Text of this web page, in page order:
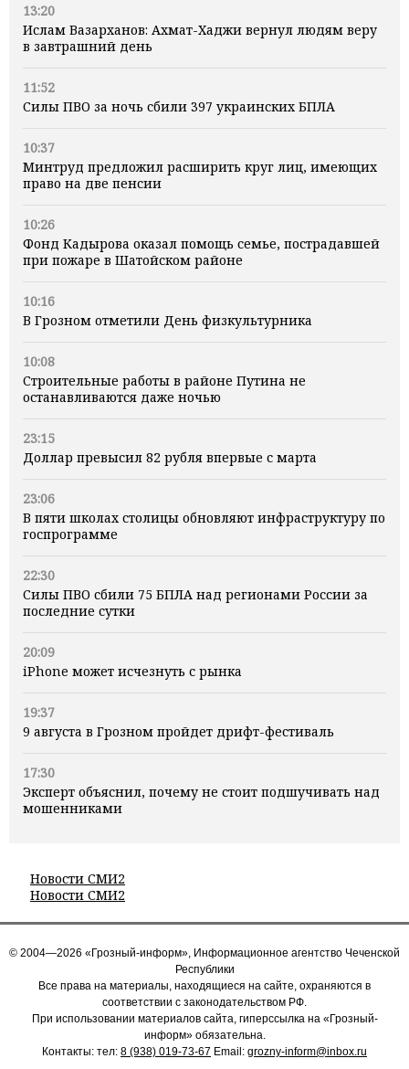
13:20
Ислам Вазарханов: Ахмат-Хаджи вернул людям веру
в завтрашний день
11:52
Силы ПВО за ночь сбили 397 украинских БПЛА
10:37
Минтруд предложил расширить круг лиц, имеющих
право на две пенсии
10:26
Фонд Кадырова оказал помощь семье, пострадавшей
при пожаре в Шатойском районе
10:16
В Грозном отметили День физкультурника
10:08
Строительные работы в районе Путина не
останавливаются даже ночью
23:15
Доллар превысил 82 рубля впервые с марта
23:06
В пяти школах столицы обновляют инфраструктуру по
госпрограмме
22:30
Силы ПВО сбили 75 БПЛА над регионами России за
последние сутки
20:09
iPhone может исчезнуть с рынка
19:37
9 августа в Грозном пройдет дрифт-фестиваль
17:30
Эксперт объяснил, почему не стоит подшучивать над
мошенниками
Новости СМИ2
Новости СМИ2
© 2004—2026 «Грозный-информ», Информационное агентство Чеченской
Республики
Все права на материалы, находящиеся на сайте, охраняются в
соответствии с законодательством РФ.
При использовании материалов сайта, гиперссылка на «Грозный-
информ» обязательна.
Контакты: тел: 8 (938) 019-73-67 Email: grozny-inform@inbox.ru